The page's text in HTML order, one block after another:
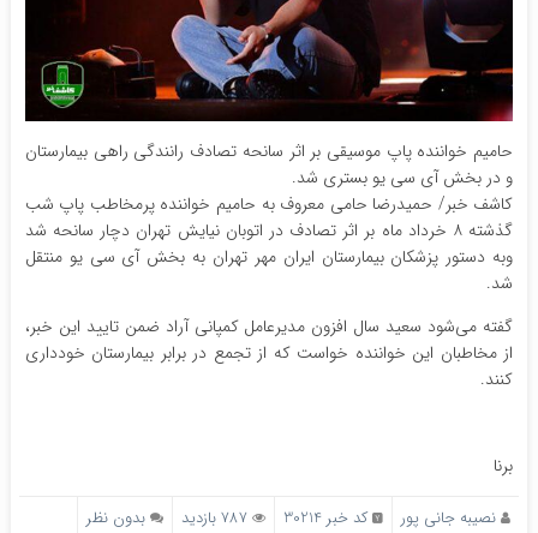
حامیم خواننده پاپ موسیقی بر اثر سانحه تصادف رانندگی راهی بیمارستان
و در بخش آی سی یو بستری شد.
کاشف خبر/ حمیدرضا حامی معروف به حامیم خواننده پرمخاطب پاپ شب
گذشته ۸ خرداد ماه بر اثر تصادف در اتوبان نیایش تهران دچار سانحه شد
وبه دستور پزشکان بیمارستان ایران مهر تهران به بخش آی سی یو منتقل
شد.
گفته می‌شود سعید سال افزون مدیرعامل کمپانی آراد ضمن تایید این خبر،
از مخاطبان این خواننده خواست که از تجمع در برابر بیمارستان خودداری
کنند.
برنا
نصیبه جانی پور کد خبر 30214 787 بازدید
بدون نظر